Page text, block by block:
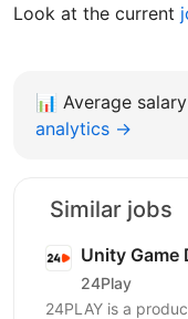
Look at the current
📊 Average
analytics →
Similar jobs
Unity Game
24Play
24PLAY is a